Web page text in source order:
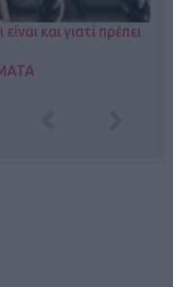
και γιατί πρέπει